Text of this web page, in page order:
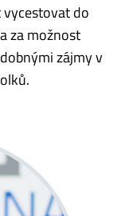
vycestovat do
za možnost
zájmy v